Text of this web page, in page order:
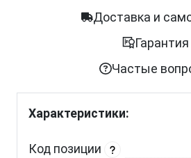
Доставка и
Гарантия
Частые
Характеристики:
Код позиции